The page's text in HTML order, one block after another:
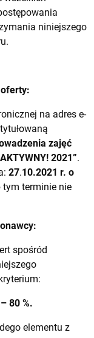
niniejszego
na adres e-
zajęć
2021”.
27.10.2021 r. o
tym terminie nie
spośród
80 %.
elementu z